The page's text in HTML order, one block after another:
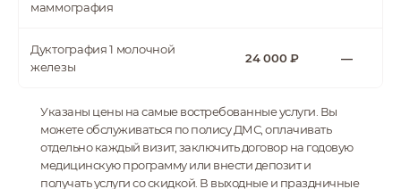
Хирург-онколог-
маммография
Дуктография 1 молочной
железы
24 000 ₽ —
Указаны цены на самые востребованные услуги. Вы
можете обслуживаться по полису ДМС, оплачивать
отдельно каждый визит, заключить договор на годовую
медицинскую программу или внести депозит и
получать услуги со скидкой. В выходные и праздничные